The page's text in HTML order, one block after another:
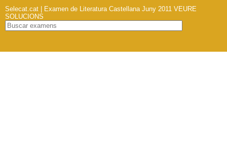
Selecat.cat | Examen de Literatura Castellana Juny 2011 VEURE
SOLUCIONS